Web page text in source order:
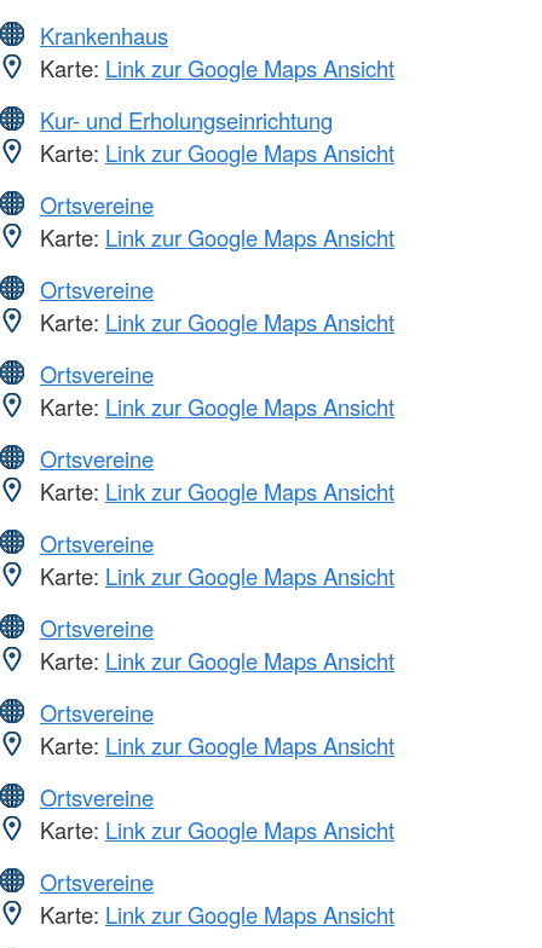
Krankenhaus
Karte: Link zur Google Maps Ansicht
Kur- und Erholungseinrichtung
Karte: Link zur Google Maps Ansicht
Ortsvereine
Karte: Link zur Google Maps Ansicht
Ortsvereine
Karte: Link zur Google Maps Ansicht
Ortsvereine
Karte: Link zur Google Maps Ansicht
Ortsvereine
Karte: Link zur Google Maps Ansicht
Ortsvereine
Karte: Link zur Google Maps Ansicht
Ortsvereine
Karte: Link zur Google Maps Ansicht
Ortsvereine
Karte: Link zur Google Maps Ansicht
Ortsvereine
Karte: Link zur Google Maps Ansicht
Ortsvereine
Karte: Link zur Google Maps Ansicht